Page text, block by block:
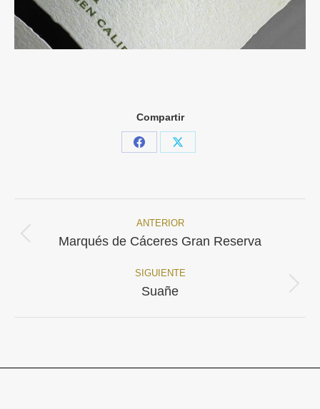
Compartir
Share
Share
Navegación
ANTERIOR
Proyecto
Marqués de Cáceres Gran Reserva
SIGUIENTE
Proyecto
Suañe